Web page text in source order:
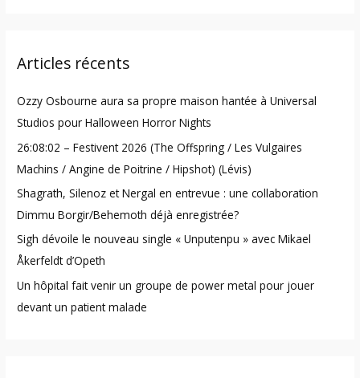
c
f
o
r
:
Articles récents
Ozzy Osbourne aura sa propre maison hantée à Universal
Studios pour Halloween Horror Nights
26:08:02 – Festivent 2026 (The Offspring / Les Vulgaires
Machins / Angine de Poitrine / Hipshot) (Lévis)
Shagrath, Silenoz et Nergal en entrevue : une collaboration
Dimmu Borgir/Behemoth déjà enregistrée?
Sigh dévoile le nouveau single « Unputenpu » avec Mikael
Åkerfeldt d’Opeth
Un hôpital fait venir un groupe de power metal pour jouer
devant un patient malade